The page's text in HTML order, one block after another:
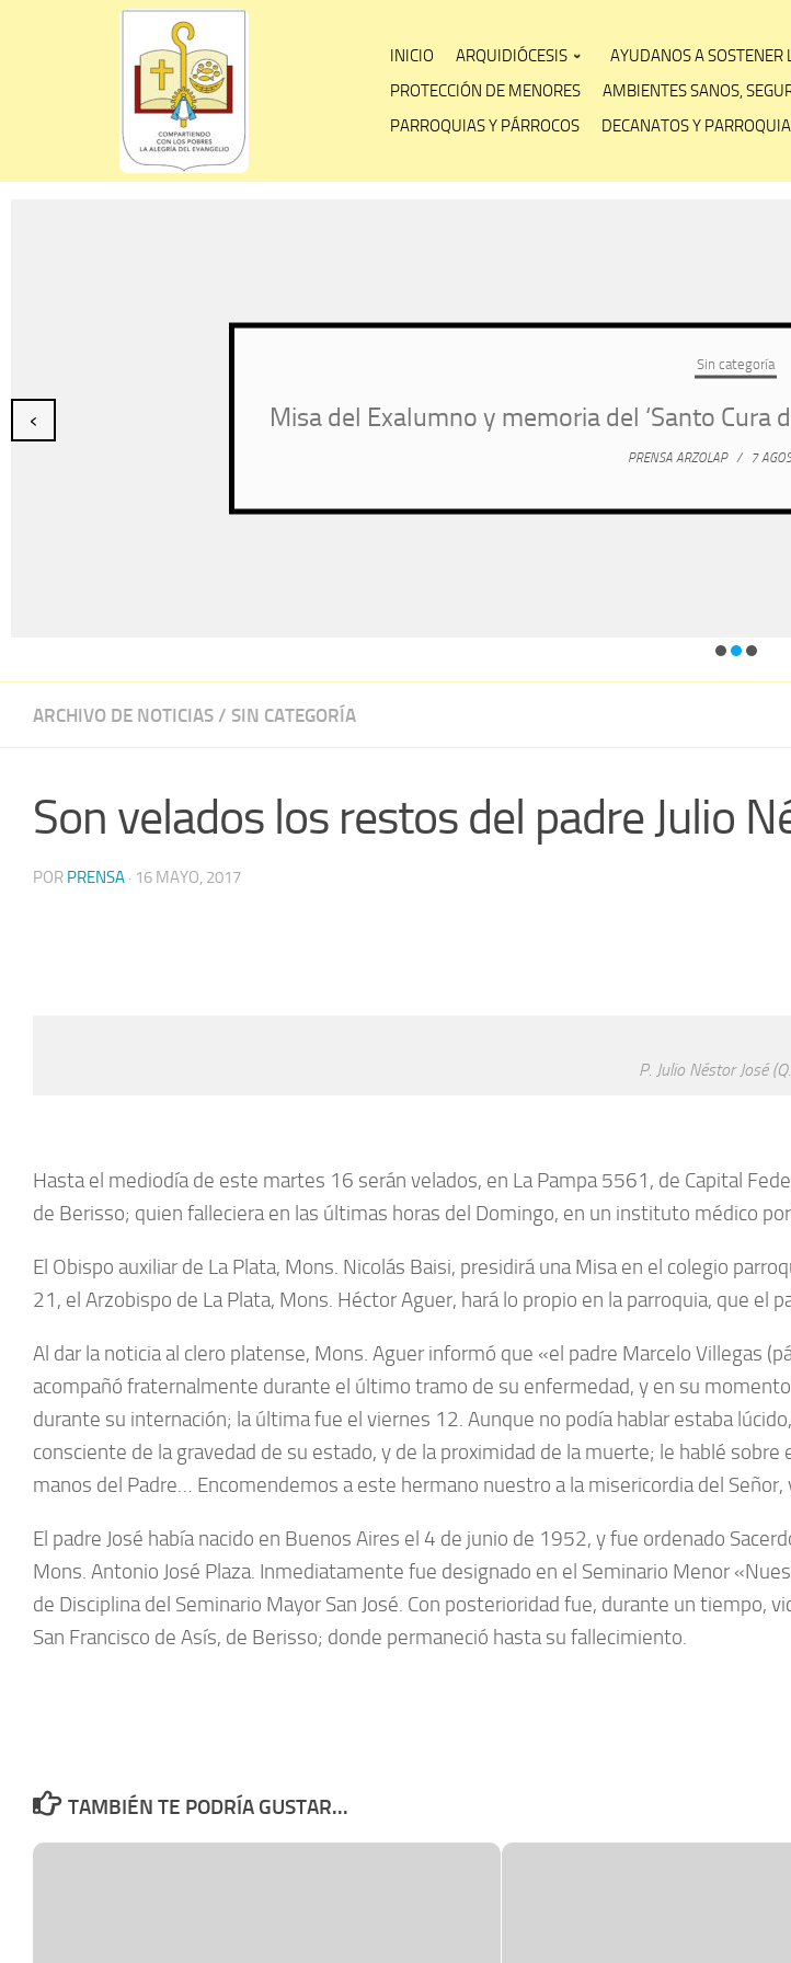
INICIO ARQUIDIÓCESIS AYUDANOS A
PROTECCIÓN DE MENORES
AMBIENTES SANOS,
PARROQUIAS Y PÁRROCOS
DECANATOS Y
Sin categoría
Misa del Exalumno y memoria del ‘Santo Cura
PRENSA ARZOLAP / 7
‹
ARCHIVO DE NOTICIAS / SIN CATEGORÍA
Son velados los restos del padre Julio
POR PRENSA · 16 MAYO, 2017
P. Julio Néstor José
Hasta el mediodía de este martes 16 serán velados, en La Pampa 5561, de Capital
de Berisso; quien falleciera en las últimas horas del Domingo, en un instituto médico
El Obispo auxiliar de La Plata, Mons. Nicolás Baisi, presidirá una Misa en el colegio
21, el Arzobispo de La Plata, Mons. Héctor Aguer, hará lo propio en la parroquia, que el
Al dar la noticia al clero platense, Mons. Aguer informó que «el padre Marcelo Villegas
acompañó fraternalmente durante el último tramo de su enfermedad, y en su
durante su internación; la última fue el viernes 12. Aunque no podía hablar estaba
consciente de la gravedad de su estado, y de la proximidad de la muerte; le hablé
manos del Padre… Encomendemos a este hermano nuestro a la misericordia del
El padre José había nacido en Buenos Aires el 4 de junio de 1952, y fue ordenado
Mons. Antonio José Plaza. Inmediatamente fue designado en el Seminario Menor
de Disciplina del Seminario Mayor San José. Con posterioridad fue, durante un tiempo,
San Francisco de Asís, de Berisso; donde permaneció hasta su fallecimiento.
TAMBIÉN TE PODRÍA GUSTAR...